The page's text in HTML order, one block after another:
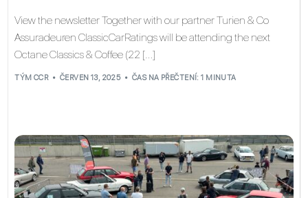
View the newsletter Together with our partner Turien & Co
Assuradeuren ClassicCarRatings will be attending the next
Octane Classics & Coffee (22 […]
TÝM CCR ČERVEN 13, 2025 ČAS NA PŘEČTENÍ: 1 MINUTA